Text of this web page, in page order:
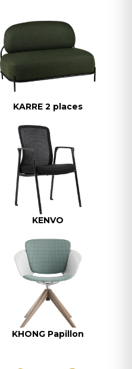
KARRE 2 places
KENVO
KHONG Papillon